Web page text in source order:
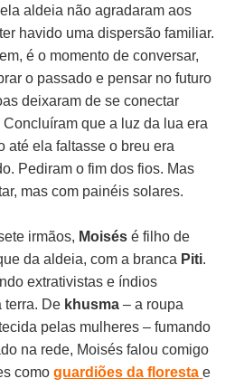
aldeia não agradaram aos
havido uma dispersão familiar.
é o momento de conversar,
o passado e pensar no futuro
deixaram de se conectar
que a luz da lua era
até ela faltasse o breu era
Pediram o fim dos fios. Mas
mas com painéis solares.
irmãos, Moisés é filho de
da aldeia, com a branca Piti.
extrativistas e índios
terra. De khusma – a roupa
pelas mulheres – fumando
na rede, Moisés falou comigo
comoguardiões da floresta e